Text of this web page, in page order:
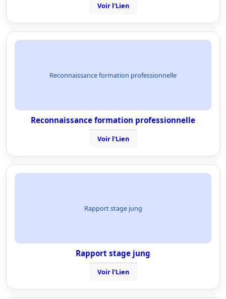
Voir l'Lien
Reconnaissance formation professionnelle
Reconnaissance formation professionnelle
Voir l'Lien
Rapport stage jung
Rapport stage jung
Voir l'Lien